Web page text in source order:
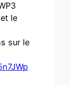
le
sur le